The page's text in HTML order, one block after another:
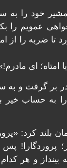
خود را به
عمویم
تا ضربه را
امتاه؛ ای
بر گرفت و به
به حساب خیر
بلند کرد:
پروردگارا!
و هر